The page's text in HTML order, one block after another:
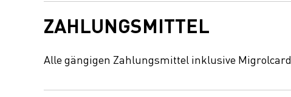
ZAHLUNGSMITTEL
Alle gängigen Zahlungsmittel inklusive Migrolcard